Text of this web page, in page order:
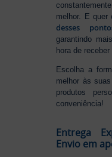
melhor. E
desses
garantindo
hora de
Escolha a
melhor às
produtos
conveniência!
Entrega
Envio em